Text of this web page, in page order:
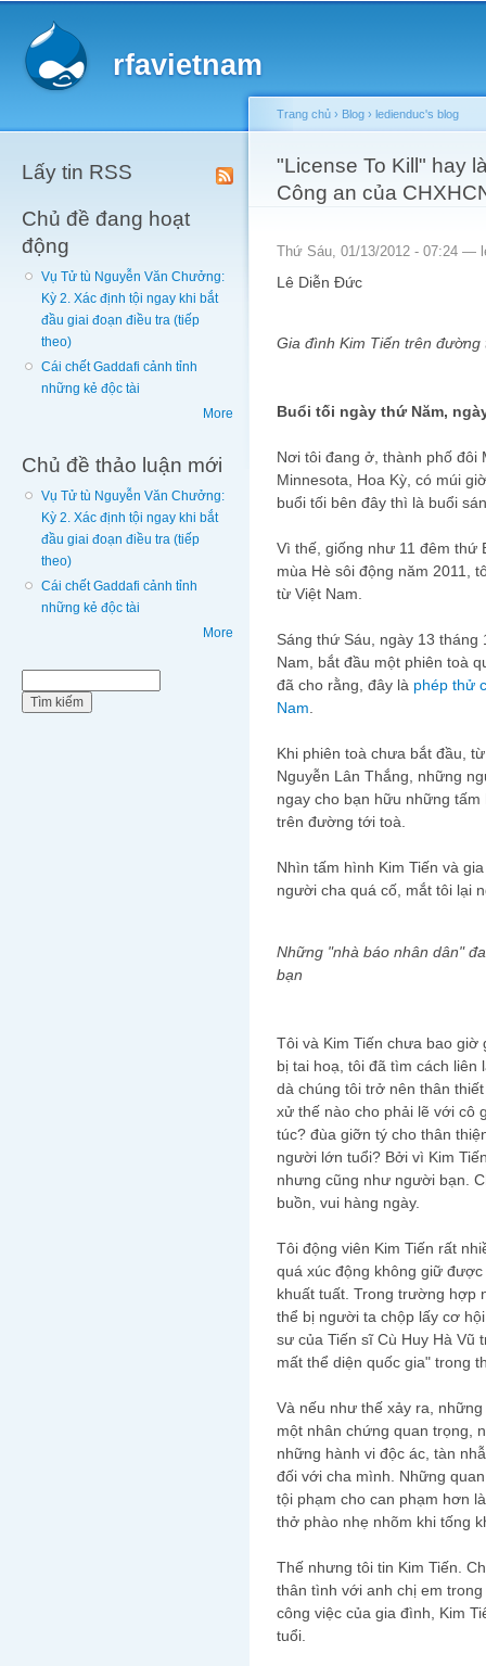
rfavietnam
Lấy tin RSS
Chủ đề đang hoạt
động
Vụ Tử tù Nguyễn Văn Chưởng:
Kỳ 2. Xác định tội ngay khi bắt
đầu giai đoạn điều tra (tiếp
theo)
Cái chết Gaddafi cảnh tỉnh
những kẻ độc tài
More
Chủ đề thảo luận mới
Vụ Tử tù Nguyễn Văn Chưởng:
Kỳ 2. Xác định tội ngay khi bắt
đầu giai đoạn điều tra (tiếp
theo)
Cái chết Gaddafi cảnh tỉnh
những kẻ độc tài
More
You are here
Trang chủ › Blog › ledienduc's blog
"License To Kill" hay
Công an của
Thứ Sáu, 01/13/2012 - 07:24 —
Lê Diễn Đức
Gia đình Kim Tiến trên
Buổi tối ngày thứ Năm,
Nơi tôi đang ở, thành phố đôi
Minnesota, Hoa Kỳ, có múi
buổi tối bên đây thì là buổi
Vì thế, giống như 11 đêm thứ
mùa Hè sôi động năm 2011,
từ Việt Nam.
Sáng thứ Sáu, ngày 13
Nam, bắt đầu một phiên toà
đã cho rằng, đây là phép thử
Nam.
Khi phiên toà chưa bắt đầu,
Nguyễn Lân Thắng, những
ngay cho bạn hữu những
trên đường tới toà.
Nhìn tấm hình Kim Tiến và
người cha quá cố, mắt tôi lại
Những "nhà báo nhân dân"
bạn
Tôi và Kim Tiến chưa bao
bị tai hoạ, tôi đã tìm cách liên
dà chúng tôi trở nên thân
xử thế nào cho phải lẽ với cô
túc? đùa giỡn tý cho thân
người lớn tuổi? Bởi vì Kim
nhưng cũng như người bạn.
buồn, vui hàng ngày.
Tôi động viên Kim Tiến rất
quá xúc động không giữ
khuất tuất. Trong trường hợp
thể bị người ta chộp lấy cơ
sư của Tiến sĩ Cù Huy Hà Vũ
mất thể diện quốc gia" trong
Và nếu như thế xảy ra,
một nhân chứng quan trọng,
những hành vi độc ác, tàn
đối với cha mình. Những
tội phạm cho can phạm hơn
thở phào nhẹ nhõm khi tống
Thế nhưng tôi tin Kim Tiến.
thân tình với anh chị em
công việc của gia đình, Kim
tuổi.